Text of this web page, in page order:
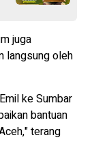
juga
langsung oleh
ke Sumbar
bantuan
terang